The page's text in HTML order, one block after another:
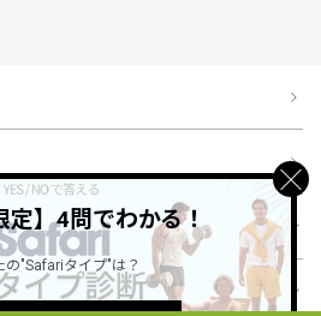
定】4問でわかる！
の"Safariタイプ"は？